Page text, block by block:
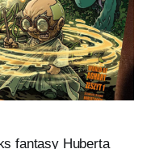
fantasy Huberta